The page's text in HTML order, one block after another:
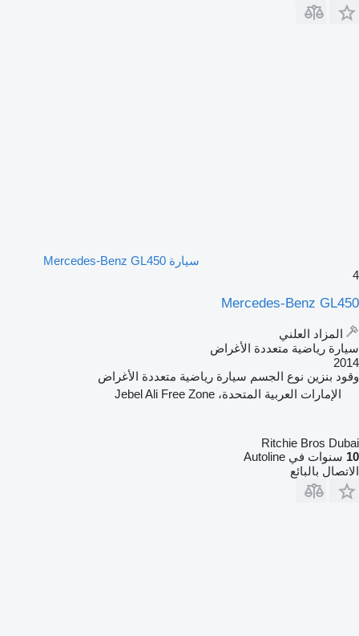
سيارة Mercedes-Benz GL450
4
Mercedes-Benz GL450
المزاد العلني
سيارة رياضية متعددة الأغراض
2014
وقود بنزين نوع الجسم سيارة رياضية متعددة الأغراض
الإمارات العربية المتحدة، Jebel Ali Free Zone
Ritchie Bros Dubai
10 سنوات في Autoline
الاتصال بالبائع